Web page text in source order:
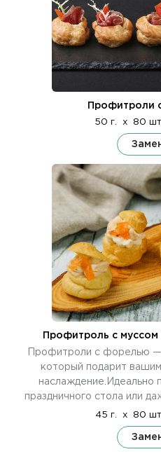
Профитроли
50 г. x 80
Профитроль c
Профитроли с форелью —
который подарит
наслаждение.Идеально
праздничного стола или
45 г. x 80